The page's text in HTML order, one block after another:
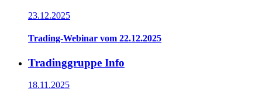
23.12.2025
Trading-Webinar vom 22.12.2025
Tradinggruppe Info
18.11.2025